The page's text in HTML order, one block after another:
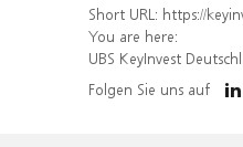
Short URL: https://keyinvest-
You are here:
UBS KeyInvest
Folgen Sie uns auf